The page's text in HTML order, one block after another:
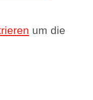
um die